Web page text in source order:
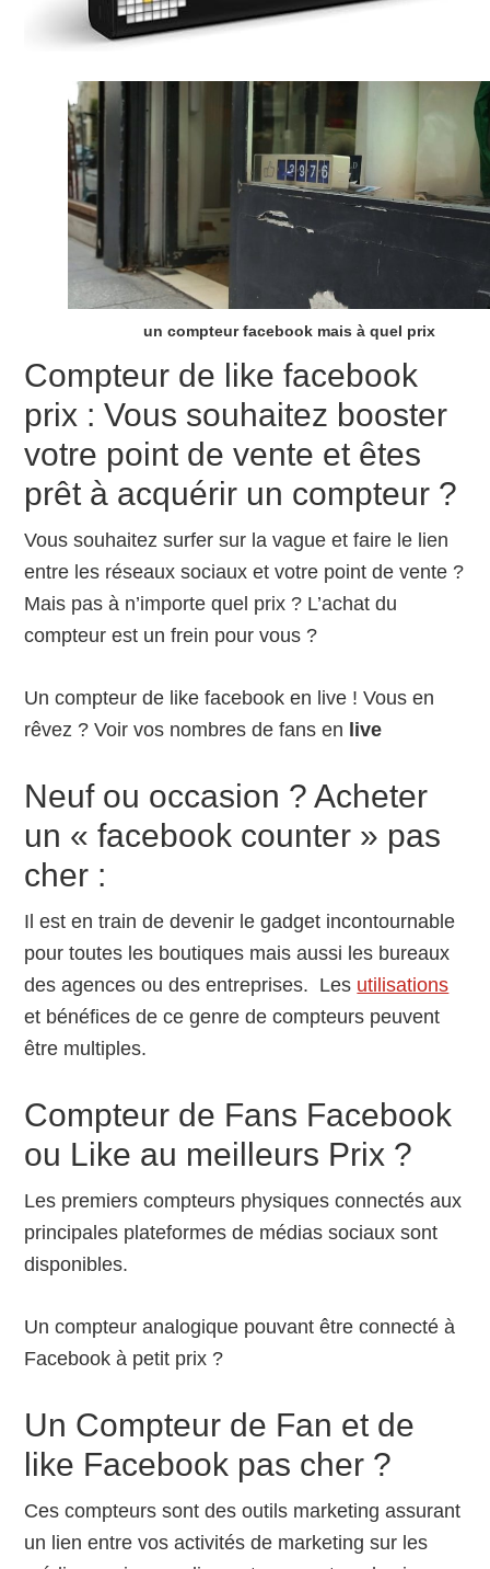
un compteur facebook mais à quel prix
Compteur de like facebook
prix : Vous souhaitez booster
votre point de vente et êtes
prêt à acquérir un compteur ?
Vous souhaitez surfer sur la vague et faire le lien
entre les réseaux sociaux et votre point de vente ?
Mais pas à n’importe quel prix ? L’achat du
compteur est un frein pour vous ?
Un compteur de like facebook en live ! Vous en
rêvez ? Voir vos nombres de fans en live
Neuf ou occasion ? Acheter
un « facebook counter » pas
cher :
Il est en train de devenir le gadget incontournable
pour toutes les boutiques mais aussi les bureaux
des agences ou des entreprises. Les utilisations
et bénéfices de ce genre de compteurs peuvent
être multiples.
Compteur de Fans Facebook
ou Like au meilleurs Prix ?
Les premiers compteurs physiques connectés aux
principales plateformes de médias sociaux sont
disponibles.
Un compteur analogique pouvant être connecté à
Facebook à petit prix ?
Un Compteur de Fan et de
like Facebook pas cher ?
Ces compteurs sont des outils marketing assurant
un lien entre vos activités de marketing sur les